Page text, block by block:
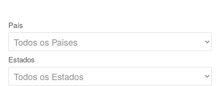
País
Estados